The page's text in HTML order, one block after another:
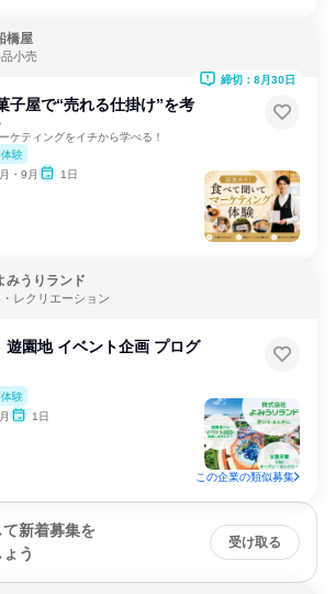
橋屋
小売
子屋で“売れる仕掛け”を考
ケティングをイチから学べる！
験
・9月 1日
締切：8月30日
みうりランド
レクリエーション
遊園地 イベント企画 プログ
験
1日
この企業の類似募集
新着募集を
う
受け取る